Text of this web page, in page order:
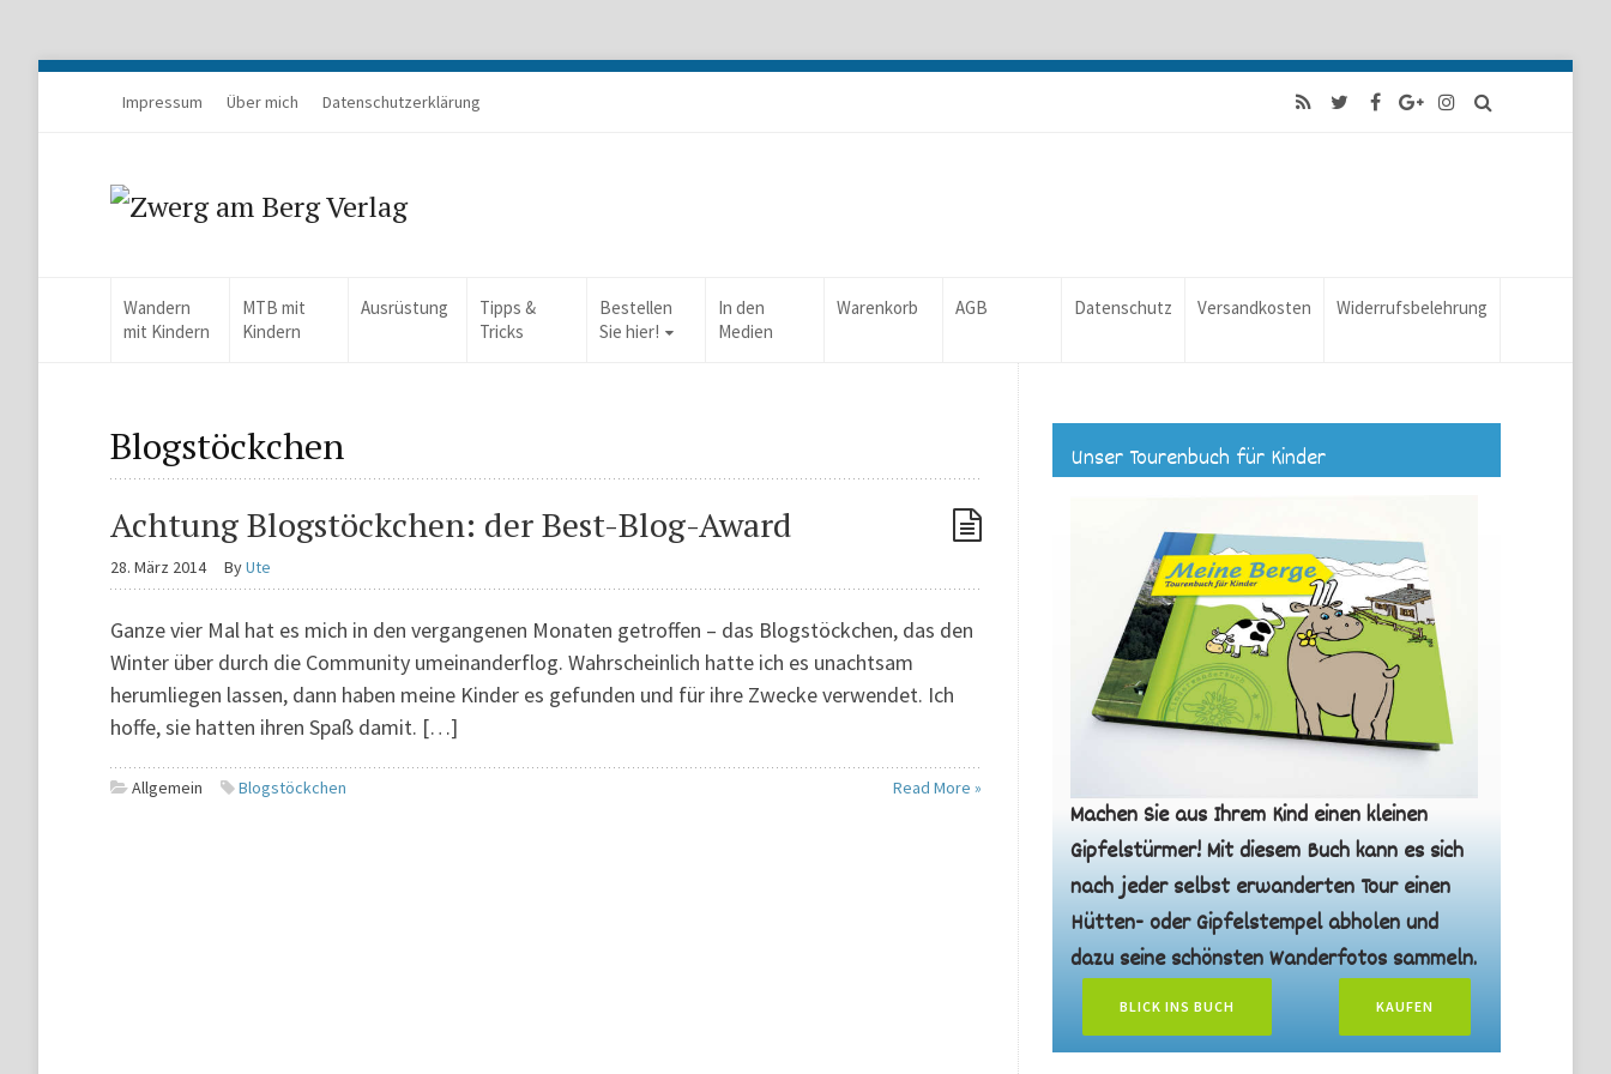
Impressum Über mich Datenschutzerklärung
Wandern
mit Kindern
MTB mit
Kindern
Ausrüstung
Tipps &
Tricks
Bestellen
Sie hier!
In den
Medien
Warenkorb AGB Datenschutz Versandkosten Widerrufsbelehrung
Blogstöckchen
Achtung Blogstöckchen: der Best-Blog-Award
28. März 2014 ByUte
Ganze vier Mal hat es mich in den vergangenen Monaten getroffen – das Blogstöckchen, das den
Winter über durch die Community umeinanderflog. Wahrscheinlich hatte ich es unachtsam
herumliegen lassen, dann haben meine Kinder es gefunden und für ihre Zwecke verwendet. Ich
hoffe, sie hatten ihren Spaß damit. […]
Read More »
Allgemein Blogstöckchen
Unser Tourenbuch für Kinder
Machen Sie aus Ihrem Kind einen kleinen
Gipfelstürmer! Mit diesem Buch kann es sich
nach jeder selbst erwanderten Tour einen
Hütten- oder Gipfelstempel abholen und
dazu seine schönsten Wanderfotos sammeln.
BLICK INS BUCH KAUFEN